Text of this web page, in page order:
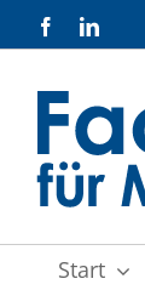
Inhalt
Facebook
Start